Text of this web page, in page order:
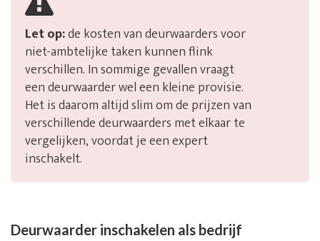
Let op:de kosten van deurwaarders voor
niet-ambtelijke taken kunnen flink
verschillen. In sommige gevallen vraagt
een deurwaarder wel een kleine provisie.
Het is daarom altijd slim om de prijzen van
verschillende deurwaarders met elkaar te
vergelijken, voordat je een expert
inschakelt.
Deurwaarder inschakelen als bedrijf